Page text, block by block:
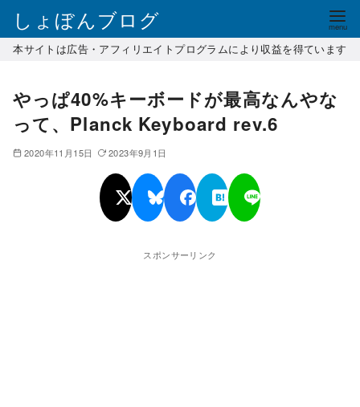
しょぼんブログ
本サイトは広告・アフィリエイトプログラムにより収益を得ています
やっぱ40%キーボードが最高なんやな
って、Planck Keyboard rev.6
2020年11月15日 2023年9月1日
スポンサーリンク